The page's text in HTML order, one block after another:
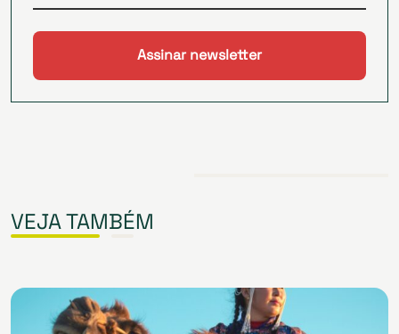
VEJA TAMBÉM